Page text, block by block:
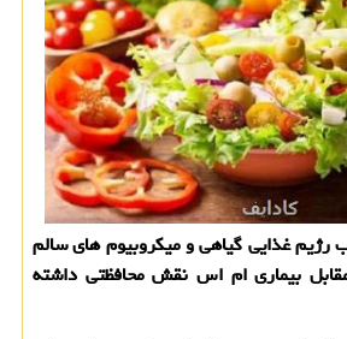
رژیم غذایی گیاهی و میکروبیوم های سالم
بیماری ام اس نقش محافظتی داشته